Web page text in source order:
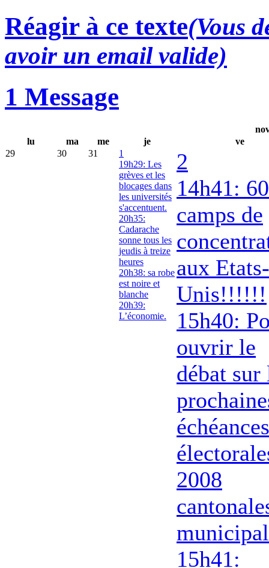
Réagir à ce texte(Vous
avoir un email valide)
1 Message
lu
ma me je
ve
29
30 31
1
19h29: Les
grèves et les
blocages dans
les universités
s'accentuent.
20h35:
Cadarache
sonne tous les
jeudis à treize
heures
20h38: sa robe
est noire et
blanche
20h39:
L’économie.
2
14h41:
camps de
aux Etats-
Unis!!!!!!
15h40:
ouvrir le
débat sur
échéances
2008
15h41: